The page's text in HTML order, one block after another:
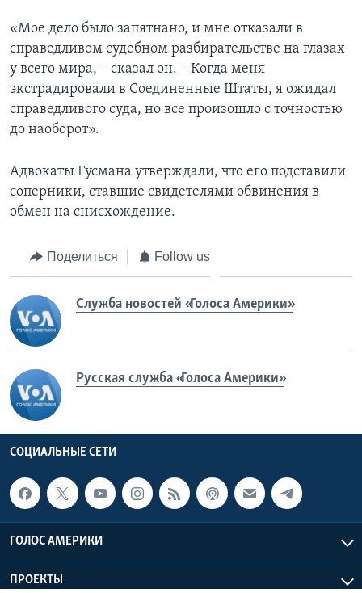
«Мое дело было запятнано, и мне отказали в
справедливом судебном разбирательстве на глазах
у всего мира, – сказал он. – Когда меня
экстрадировали в Соединенные Штаты, я ожидал
справедливого суда, но все произошло с точностью
до наоборот».
Адвокаты Гусмана утверждали, что его подставили
соперники, ставшие свидетелями обвинения в
обмен на снисхождение.
Поделиться Follow us
Служба новостей «Голоса Америки»
Русская служба «Голоса Америки»
СОЦИАЛЬНЫЕ СЕТИ
ГОЛОС АМЕРИКИ
ПРОЕКТЫ